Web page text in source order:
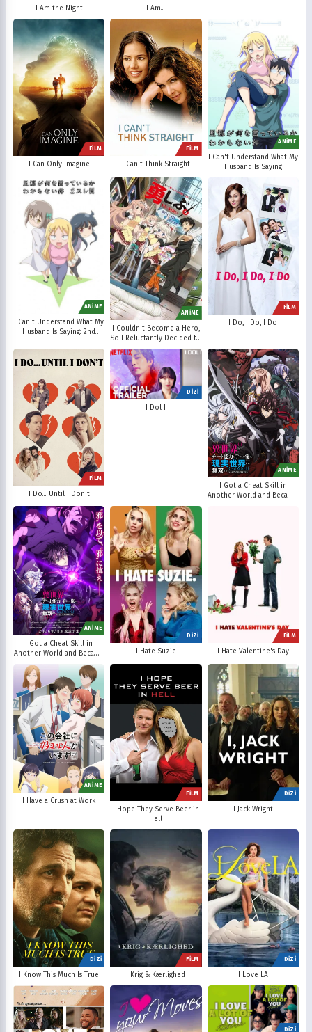
I Am the Night I Am...
FİLM
I Can Only Imagine
FİLM
I Can't Think Straight
ANİME
I Can't Understand What My
Husband Is Saying
ANİME
I Can't Understand What My
Husband Is Saying: 2nd
ANİME
I Couldn't Become a Hero,
So I Reluctantly Decided to
Get a Job
FİLM
I Do, I Do, I Do
FİLM
I Do... Until I Don't
DİZİ
I Dol I
ANİME
I Got a Cheat Skill in
Another World and Became
ANİME
I Got a Cheat Skill in
Another World and Became
Unrivaled in The Real
World, Too: Real World
DİZİ
I Hate Suzie
FİLM
I Hate Valentine's Day
ANİME
I Have a Crush at Work
FİLM
I Hope They Serve Beer in
Hell
DİZİ
I Jack Wright
DİZİ
I Know This Much Is True
FİLM
I Krig & Kærlighed
DİZİ
I Love LA
DİZİ